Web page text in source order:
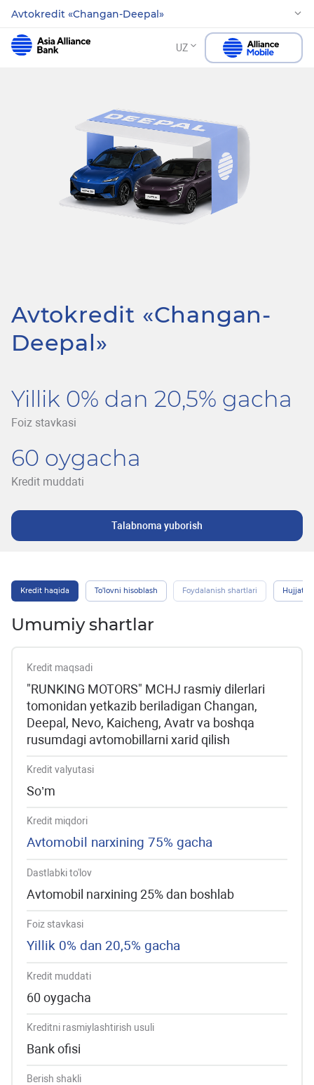
Avtokredit «Changan-Deepal»
UZ
Avtokredit «Changan-
Deepal»
Yillik 0% dan 20,5% gacha
Foiz stavkasi
60 oygacha
Kredit muddati
Talabnoma yuborish
Kredit haqida To’lovni hisoblash Foydalanish shartlari Hujjatlar
Umumiy shartlar
Kredit maqsadi
"RUNKING MOTORS" MCHJ rasmiy dilerlari
tomonidan yetkazib beriladigan Changan,
Deepal, Nevo, Kaicheng, Avatr va boshqa
rusumdagi avtomobillarni xarid qilish
Kredit valyutasi
So’m
Kredit miqdori
Avtomobil narxining 75% gacha
Dastlabki to'lov
Avtomobil narxining 25% dan boshlab
Foiz stavkasi
Yillik 0% dan 20,5% gacha
Kredit muddati
60 oygacha
Kreditni rasmiylashtirish usuli
Bank ofisi
Berish shakli